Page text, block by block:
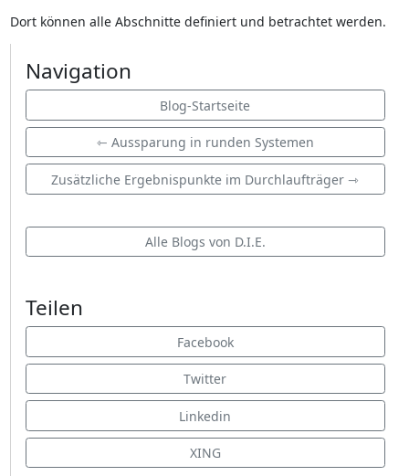
Dort können alle Abschnitte definiert und betrachtet werden.
Navigation
Blog-Startseite
⇽ Aussparung in runden Systemen
Zusätzliche Ergebnispunkte im Durchlaufträger ⇾
Alle Blogs von D.I.E.
Teilen
Facebook
Twitter
Linkedin
XING